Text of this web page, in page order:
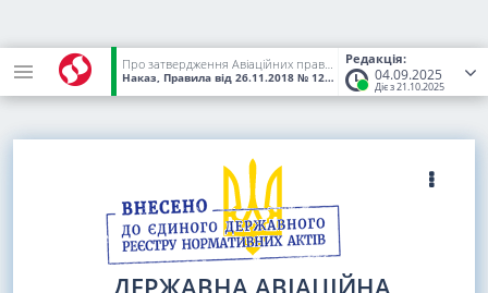
Редакція:
04.09.2025
Діє з 21.10.2025
Про затвердження Авіаційних правил України "Правила повітряних перевезень та обслуговування пасажирів і багажу"
Наказ, Правила від 26.11.2018 № 1239 (Статус:Чинний)
ДЕРЖАВНА АВІАЦІЙНА